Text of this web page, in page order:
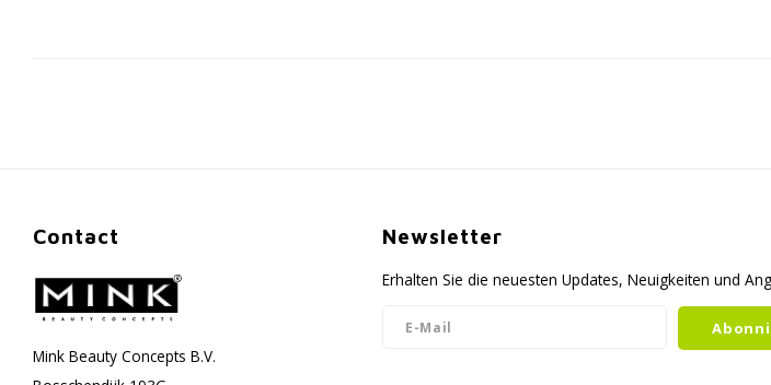
Contact
Mink Beauty Concepts B.V.
Newsletter
Erhalten Sie die neuesten Updates, Neuigkeiten und